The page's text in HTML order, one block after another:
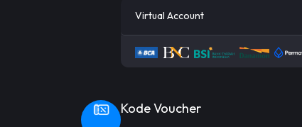
Virtual Account
Kode Voucher